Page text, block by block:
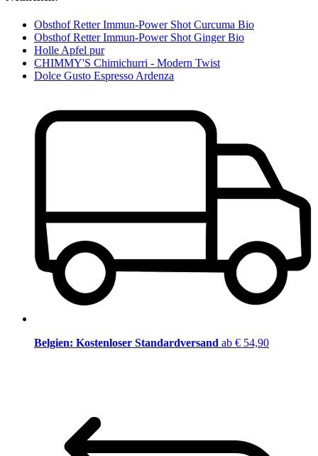
Obsthof Retter Immun-Power Shot Curcuma Bio
Obsthof Retter Immun-Power Shot Ginger Bio
Holle Apfel pur
CHIMMY'S Chimichurri - Modern Twist
Dolce Gusto Espresso Ardenza
Belgien: Kostenloser Standardversand ab € 54,90